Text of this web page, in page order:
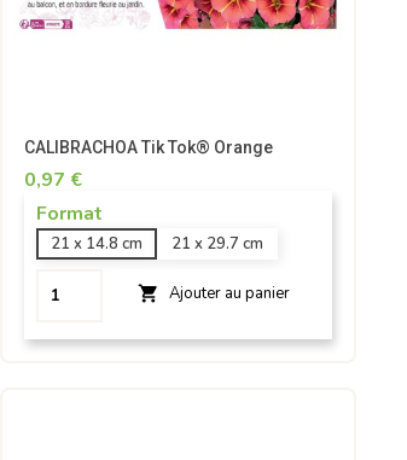
CALIBRACHOA Tik Tok® Orange
0,97 €
Format
21 x 14.8 cm 21 x 29.7 cm
 Ajouter au panier